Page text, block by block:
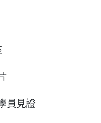
員見證